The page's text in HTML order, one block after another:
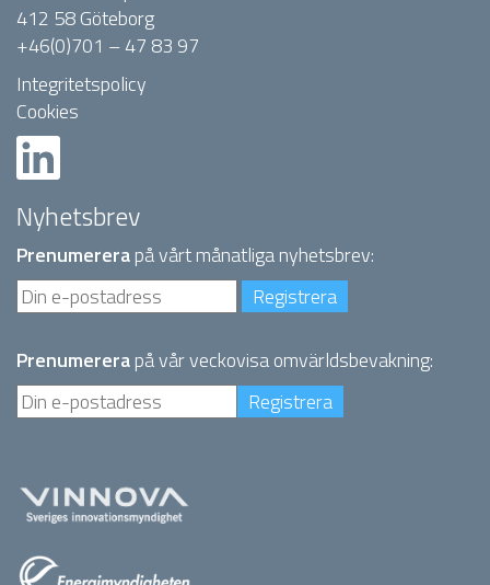
412 58 Göteborg
+46(0)701 – 47 83 97
Integritetspolicy
Cookies
Nyhetsbrev
Prenumererapå vårt månatliga nyhetsbrev:
Prenumererapå vår veckovisa omvärldsbevakning: